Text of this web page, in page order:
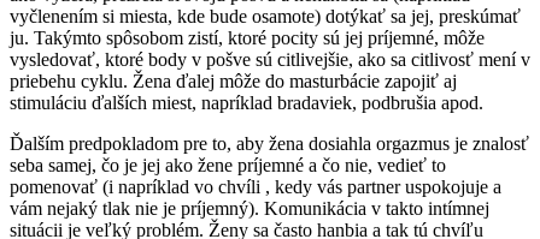
vyčlenením si miesta, kde bude osamote) dotýkať sa jej, preskúmať
ju. Takýmto spôsobom zistí, ktoré pocity sú jej príjemné, môže
vysledovať, ktoré body v pošve sú citlivejšie, ako sa citlivosť mení v
priebehu cyklu. Žena ďalej môže do masturbácie zapojiť aj
stimuláciu ďalších miest, napríklad bradaviek, podbrušia apod.
Ďalším predpokladom pre to, aby žena dosiahla orgazmus je znalosť
seba samej, čo je jej ako žene príjemné a čo nie, vedieť to
pomenovať (i napríklad vo chvíli , kedy vás partner uspokojuje a
vám nejaký tlak nie je príjemný). Komunikácia v takto intímnej
situácii je veľký problém. Ženy sa často hanbia a tak tú chvíľu